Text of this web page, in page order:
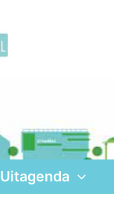
Uitagenda